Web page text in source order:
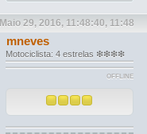
Maio 29, 2016, 11:48:40, 11:48
mneves
Motociclista: 4 estrelas ❇❇❇❇
OFFLINE